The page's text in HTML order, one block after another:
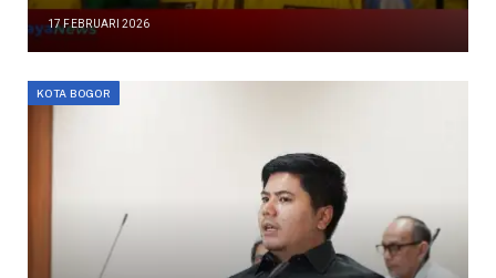
17 FEBRUARI 2026
KOTA BOGOR